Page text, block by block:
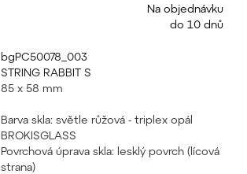
Na objednávku
do 10 dnů
bgPC50078_003
STRING RABBIT S
85 x 58 mm
Barva skla: světle růžová - triplex opál
BROKISGLASS
Povrchová úprava skla: lesklý povrch (lícová
strana)